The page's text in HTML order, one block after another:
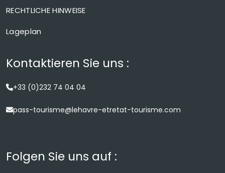
RECHTLICHE HINWEISE
Lageplan
Kontaktieren Sie uns :
+33 (0)232 74 04 04
pass-tourisme@lehavre-etretat-tourisme.com
Folgen Sie uns auf :